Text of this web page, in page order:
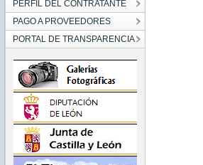
PERFIL DEL CONTRATANTE
PAGO A PROVEEDORES
PORTAL DE TRANSPARENCIA